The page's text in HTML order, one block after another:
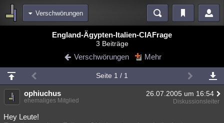
Verschwörungen
Blogs
Chat Wiki Neuigkeiten
meine Rubriken
Menschen Wissenschaft Mystery Kriminalfälle
Spiritualität
England-Ägypten-Italien-CIAFrage
3 Beiträge
Verschwörungen Mehr
Seite 1 / 1
ophiuchus 26.07.2005 um 16:54
ehemaliges Mitglied Diskussionsleiter
Hey Leute!